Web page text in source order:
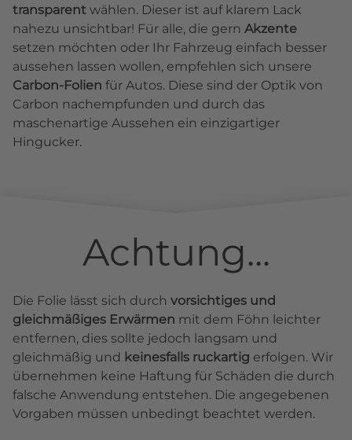
transparent wählen. Dieser ist auf klarem Lack
nahezu unsichtbar! Für alle, die gern Akzente
setzen möchten oder Ihr Fahrzeug einfach besser
aussehen lassen wollen, empfehlen sich unsere
Carbon-Folien für Autos. Diese sind der Optik von
Carbon nachempfunden und durch das
maschenartige Aussehen ein einzigartiger
Hingucker.
Achtung...
Die Folie lässt sich durch vorsichtiges und
gleichmäßiges Erwärmen mit dem Föhn leichter
entfernen, dies sollte jedoch langsam und
gleichmäßig und keinesfalls ruckartig erfolgen. Wir
übernehmen keine Haftung für Schäden die durch
falsche Anwendung entstehen. Die angegebenen
Vorgaben müssen unbedingt beachtet werden.